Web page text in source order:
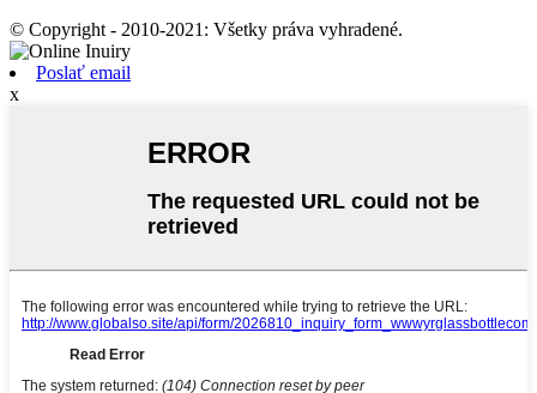
© Copyright - 2010-2021: Všetky práva vyhradené.
Poslať email
x